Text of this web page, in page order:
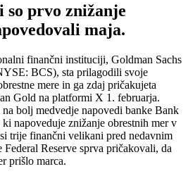
prvo znižanje
maja.
finančni instituciji, Goldman Sachs
BCS), sta prilagodili svoje
mere in ga zdaj pričakujeta
Gold na platformi X 1. februarja.
bolj medvedje napovedi banke Bank
napoveduje znižanje obrestnih mer v
trije finančni velikani pred nedavnim
Federal Reserve sprva pričakovali, da
prišlo marca.